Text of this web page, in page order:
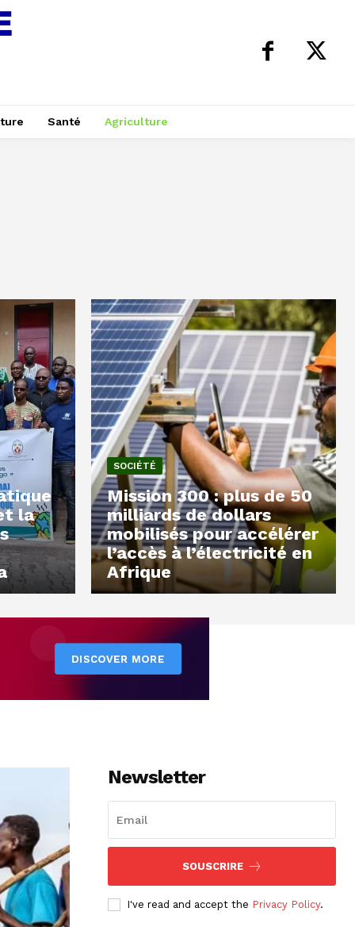
Santé Agriculture
la
SOCIÉTÉ
Mission 300 : plus de 50
milliards de dollars
mobilisés pour accélérer
l’accès à l’électricité en
Afrique
Newsletter
SOUSCRIRE
I've read and accept the Privacy Policy.